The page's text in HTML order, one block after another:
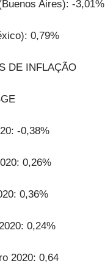
Aires): -3,01%
0,79%
DE INFLAÇÃO
-0,38%
0,26%
0,36%
0,24%
2020: 0,64